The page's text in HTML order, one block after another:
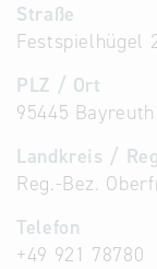
Straße
Festspielhügel
PLZ / Ort
95445 Bayreuth
Landkreis /
Reg.-Bez.
Telefon
+49 921 78780